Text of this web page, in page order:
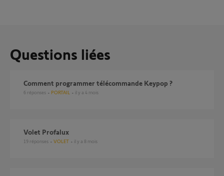
Questions liées
Comment programmer télécommande Keypop ?
6 réponses PORTAIL il y a 4 mois
Volet Profalux
19 réponses VOLET il y a 8 mois